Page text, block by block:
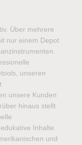
Über mehrere
nur einem Depot
unseren
unsere Kunden
hinaus stellt
Inhalte
und